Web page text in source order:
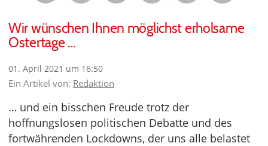
Wir wünschen Ihnen möglichst erholsame
Ostertage …
01. April 2021 um 16:50
Ein Artikel von: Redaktion
… und ein bisschen Freude trotz der
hoffnungslosen politischen Debatte und des
fortwährenden Lockdowns, der uns alle belastet